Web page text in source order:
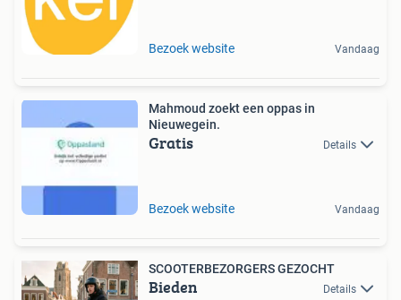
Bezoek website Vandaag
Mahmoud zoekt een oppas in
Nieuwegein.
Gratis Details
Bezoek website Vandaag
SCOOTERBEZORGERS GEZOCHT
Bieden Details